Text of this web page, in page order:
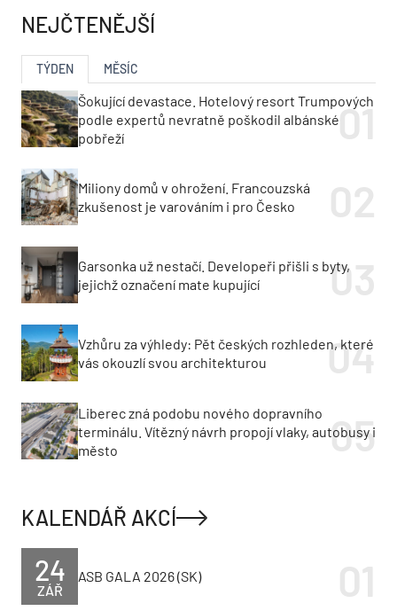
NEJČTENĚJŠÍ
TÝDEN MĚSÍC
Šokující devastace. Hotelový resort Trumpových
podle expertů nevratně poškodil albánské
pobřeží
Miliony domů v ohrožení. Francouzská
zkušenost je varováním i pro Česko
Garsonka už nestačí. Developeři přišli s byty,
jejichž označení mate kupující
Vzhůru za výhledy: Pět českých rozhleden, které
vás okouzlí svou architekturou
Liberec zná podobu nového dopravního
terminálu. Vítězný návrh propojí vlaky, autobusy i
město
KALENDÁŘ AKCÍ
ZÁŘ
24 ASB GALA 2026 (SK)